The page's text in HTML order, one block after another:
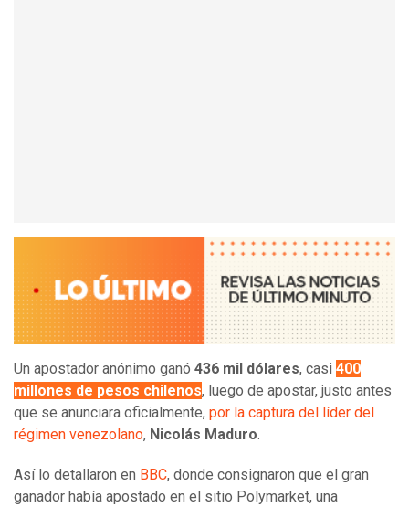
Un apostador anónimo ganó 436 mil dólares, casi 400
millones de pesos chilenos, luego de apostar, justo antes
que se anunciara oficialmente, por la captura del líder del
régimen venezolano, Nicolás Maduro.
Así lo detallaron en BBC, donde consignaron que el gran
ganador había apostado en el sitio Polymarket, una